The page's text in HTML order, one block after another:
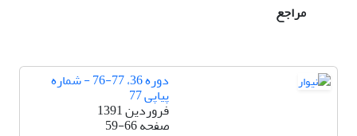
مراجع
دوره 36، 77-76 - شماره
پیاپی 77
فروردین 1391
صفحه59-66